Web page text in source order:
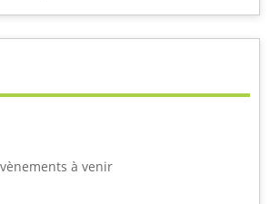
à venir